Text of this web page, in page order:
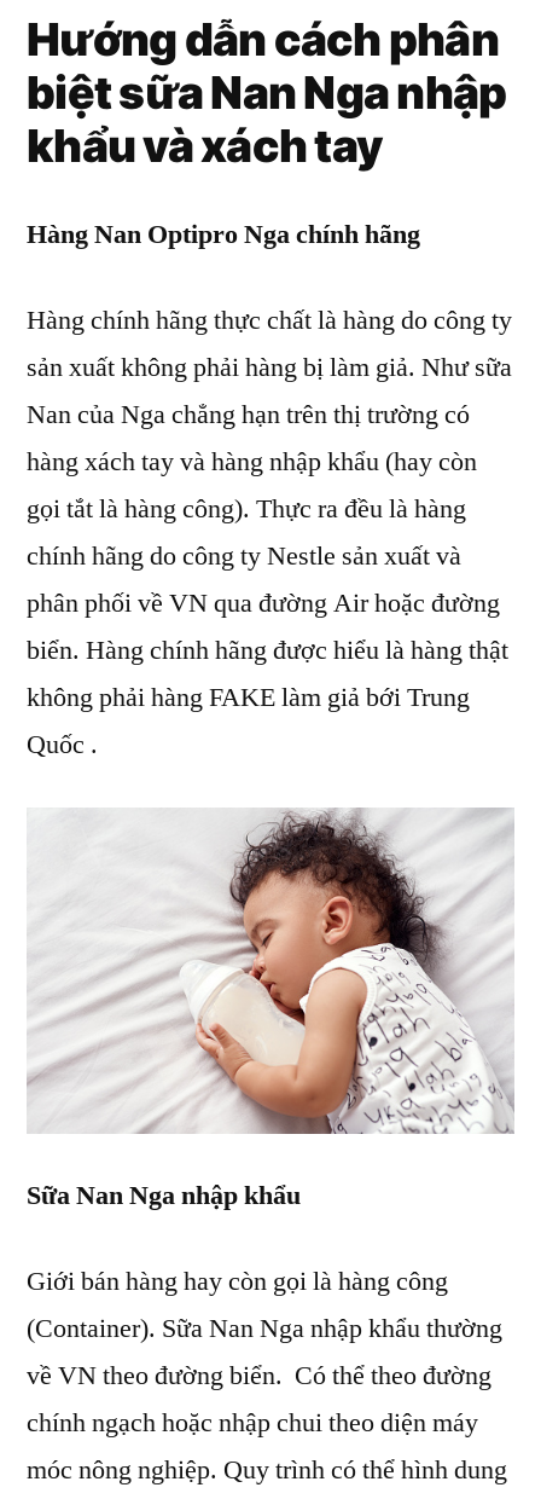
xách
tay
chưa
bao
giờ
hơn
Hướng dẫn cách phân
biệt sữa Nan Nga nhập
khẩu và xách tay
HàngNan Optipro Ngachính hãng
Hàng chính hãng thực chất là hàng do công ty
sản xuất không phải hàng bị làm giả. Như sữa
Nan của Nga chẳng hạn trên thị trường có
hàng xách tay và hàng nhập khẩu (hay còn
gọi tắt là hàng công). Thực ra đều là hàng
chính hãng do công ty Nestle sản xuất và
phân phối về VN qua đường Air hoặc đường
biển. Hàng chính hãng được hiểu là hàng thật
không phải hàng FAKE làm giả bới Trung
Quốc .
Sữa NanNganhập khẩu
Giới bán hàng hay còn gọi là hàng công
(Container). Sữa Nan Nga nhập khẩu thường
về VN theo đường biển. Có thể theo đường
chính ngạch hoặc nhập chui theo diện máy
móc nông nghiệp. Quy trình có thể hình dung